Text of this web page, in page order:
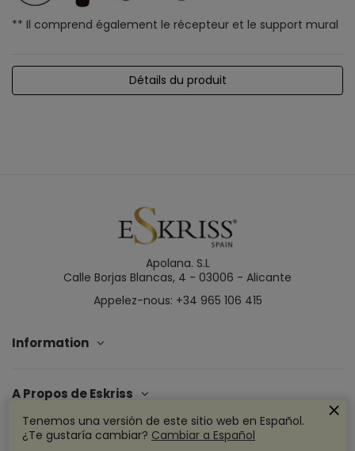
** Il comprend également le récepteur et le support mural
Détails du produit
Apolana. S.L
Calle Borjas Blancas, 4 - 03006 - Alicante
Appelez-nous: +34 965 106 415
Information
A Propos de Eskriss
Tenemos una versión de este sitio web en Español.
¿Te gustaría cambiar? Cambiar a Español